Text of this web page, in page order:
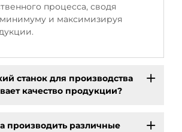
процесса, сводя
и максимизируя
станок для производства
качество продукции?
производить различные